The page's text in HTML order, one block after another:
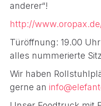
anderer“!
http://
Türöffnung: 19.00 Uhr
alles nummerierte
Wir haben
gerne an